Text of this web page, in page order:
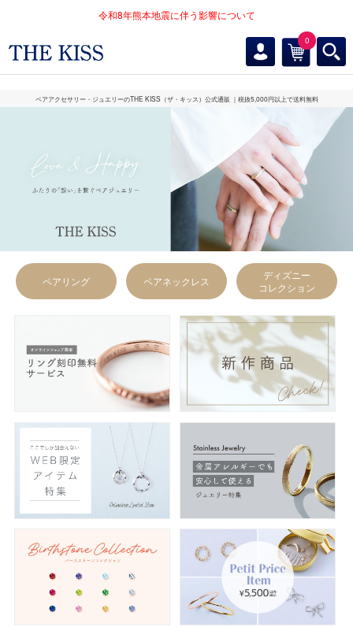
令和8年熊本地震に伴う影響について
0
ペアアクセサリー・ジュエリーのTHE KISS（ザ・キッス）公式通販 ｜税抜5,000円以上で送料無料
ペアリング ペアネックレス
ディズニー
コレクション